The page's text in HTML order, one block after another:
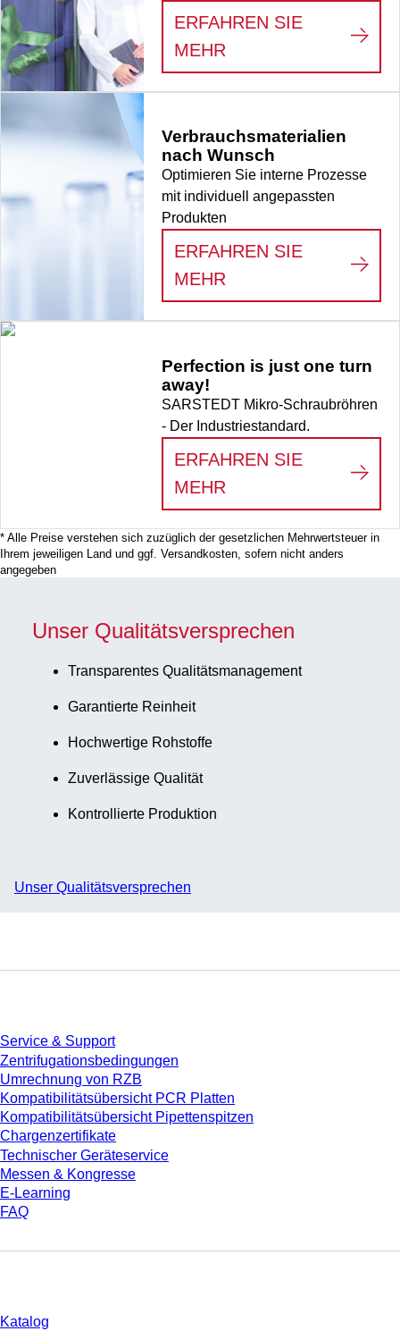
ERFAHREN SIE
MEHR
WE SEE THE
Verbrauchsmaterialien
nach Wunsch
Optimieren Sie interne Prozesse
mit individuell angepassten
Produkten
ERFAHREN SIE
MEHR
Perfection is just one turn
away!
SARSTEDT Mikro-Schraubröhren
- Der Industriestandard.
ERFAHREN SIE
MEHR
PERFECTION IS
* Alle Preise verstehen sich zuzüglich der gesetzlichen Mehrwertsteuer in
Ihrem jeweiligen Land und ggf. Versandkosten, sofern nicht anders
angegeben
Unser Qualitätsversprechen
Transparentes Qualitätsmanagement
Garantierte Reinheit
Hochwertige Rohstoffe
Zuverlässige Qualität
Kontrollierte Produktion
Unser Qualitätsversprechen
Service & Support
Zentrifugationsbedingungen
Umrechnung von RZB
Kompatibilitätsübersicht PCR Platten
Kompatibilitätsübersicht Pipettenspitzen
Chargenzertifikate
Technischer Geräteservice
Messen & Kongresse
E-Learning
FAQ
Katalog